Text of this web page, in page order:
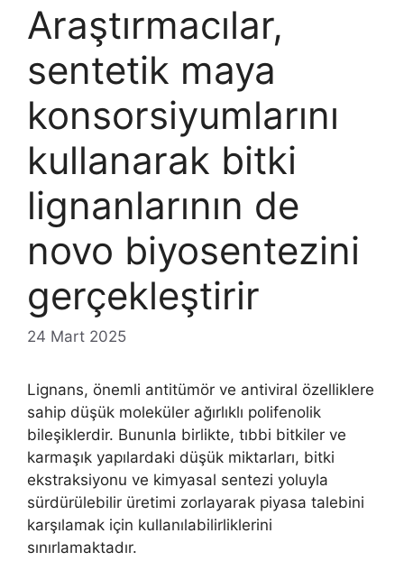
Araştırmacılar,
sentetik maya
konsorsiyumlarını
kullanarak bitki
lignanlarının de
novo biyosentezini
gerçekleştirir
24 Mart 2025
Lignans, önemli antitümör ve antiviral özelliklere
sahip düşük moleküler ağırlıklı polifenolik
bileşiklerdir. Bununla birlikte, tıbbi bitkiler ve
karmaşık yapılardaki düşük miktarları, bitki
ekstraksiyonu ve kimyasal sentezi yoluyla
sürdürülebilir üretimi zorlayarak piyasa talebini
karşılamak için kullanılabilirliklerini
sınırlamaktadır.